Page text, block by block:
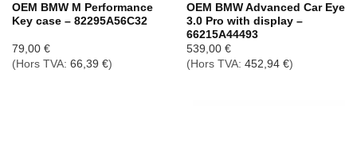
OEM BMW M Performance
Key case – 82295A56C32
79,00 €
(Hors TVA: 66,39 €)
OEM BMW Advanced Car Eye
3.0 Pro with display –
66215A44493
539,00 €
(Hors TVA: 452,94 €)